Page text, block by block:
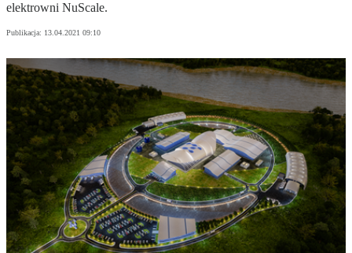
elektrowni NuScale.
Publikacja: 13.04.2021 09:10